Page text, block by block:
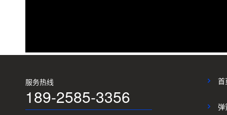
服务热线
189-2585-3356
首
弹